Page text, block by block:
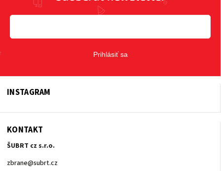
Prihlásiť sa
INSTAGRAM
KONTAKT
ŠUBRT cz s.r.o.
zbrane@subrt.cz